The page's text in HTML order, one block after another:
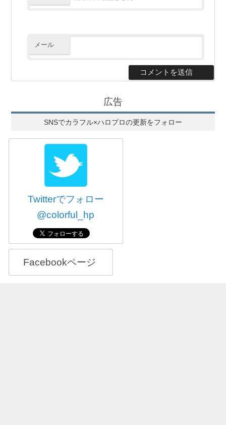
メール
広告
SNSでカラフル×ハロプロの更新をフォロー
Twitterでフォロー
@colorful_hp
Facebookページ